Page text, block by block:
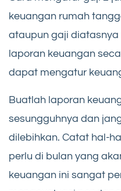
keuangan rumah
ataupun gaji
laporan keuangan
dapat mengatur
Buatlah laporan
sesungguhnya dan
dilebihkan. Catat hal-
perlu di bulan yang
keuangan ini sangat